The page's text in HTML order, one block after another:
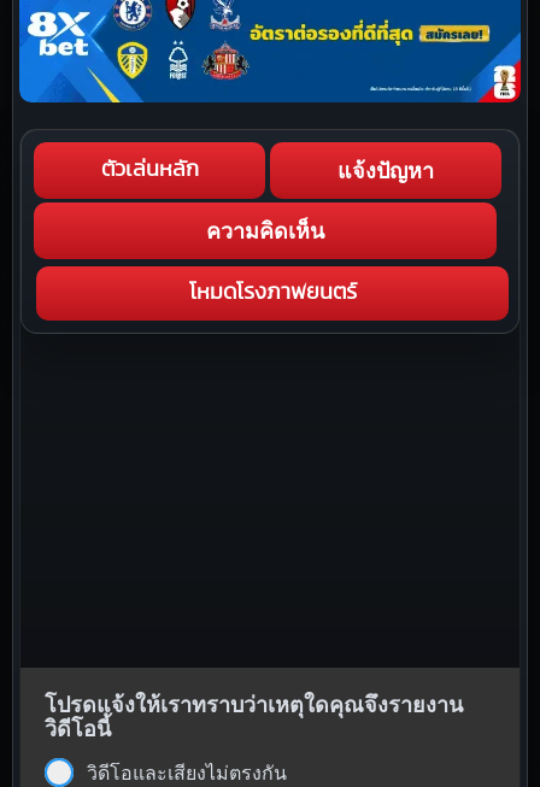
ตัวเล่นหลัก แจ้งปัญหา
ความคิดเห็น
โหมดโรงภาพยนตร์
โปรดแจ้งให้เราทราบว่าเหตุใดคุณจึงรายงาน
วิดีโอนี้
วิดีโอและเสียงไม่ตรงกัน